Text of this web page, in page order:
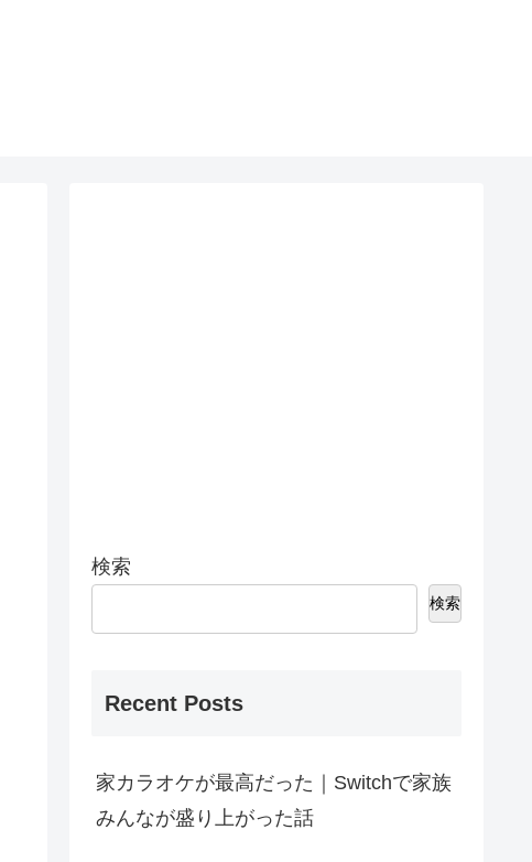
検索
検索
Recent Posts
家カラオケが最高だった｜Switchで家族
みんなが盛り上がった話